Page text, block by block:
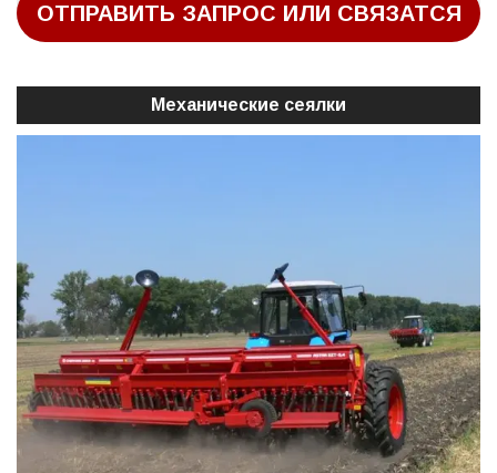
ОТПРАВИТЬ ЗАПРОС ИЛИ СВЯЗАТСЯ
Механические сеялки